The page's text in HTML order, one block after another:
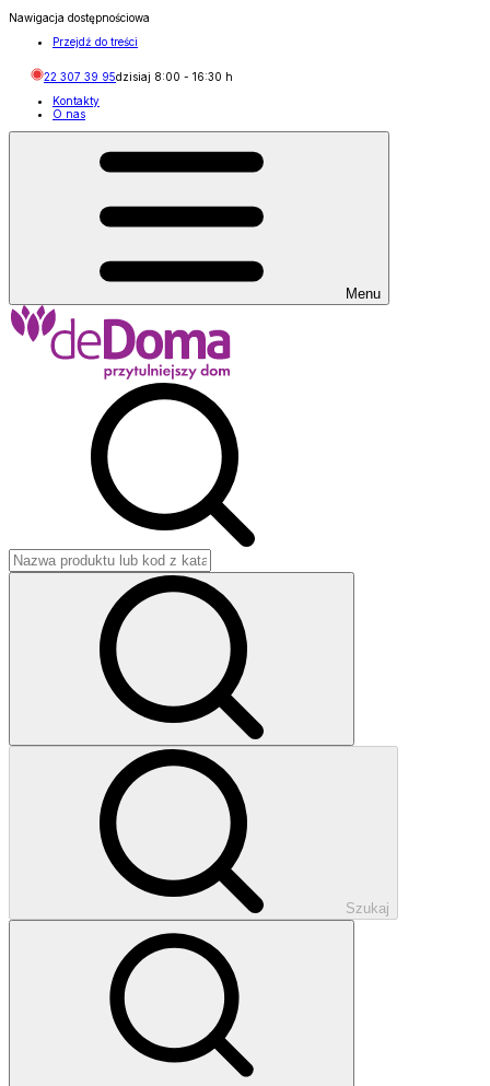
Nawigacja dostępnościowa
Przejdź do treści
22 307 39 95dzisiaj 8:00 - 16:30 h
Kontakty
O nas
Menu
Szukaj